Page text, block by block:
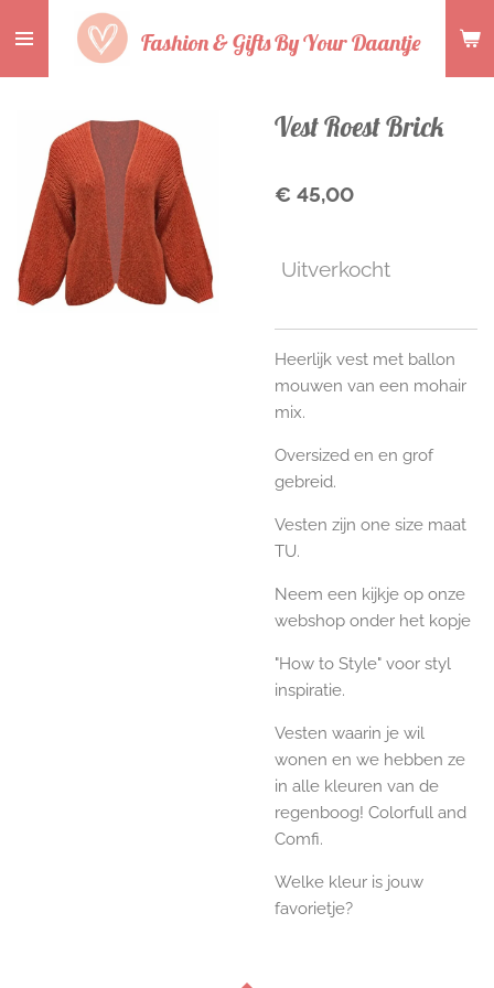
direct
naar
hoofdinhoud
Fashion & Gifts By Your Daantje
Vest Roest Brick
€ 45,00
Uitverkocht
Heerlijk vest met ballon
mouwen van een mohair
mix.
Oversized en en grof
gebreid.
Vesten zijn one size maat
TU.
Neem een kijkje op onze
webshop onder het kopje
"How to Style" voor styl
inspiratie.
Vesten waarin je wil
wonen en we hebben ze
in alle kleuren van de
regenboog! Colorfull and
Comfi.
Welke kleur is jouw
favorietje?